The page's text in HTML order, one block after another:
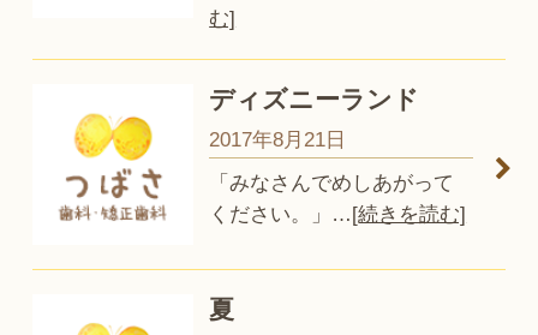
む]
ディズニーランド
2017年8月21日
「みなさんでめしあがって
ください。」 …[続きを読む]
夏